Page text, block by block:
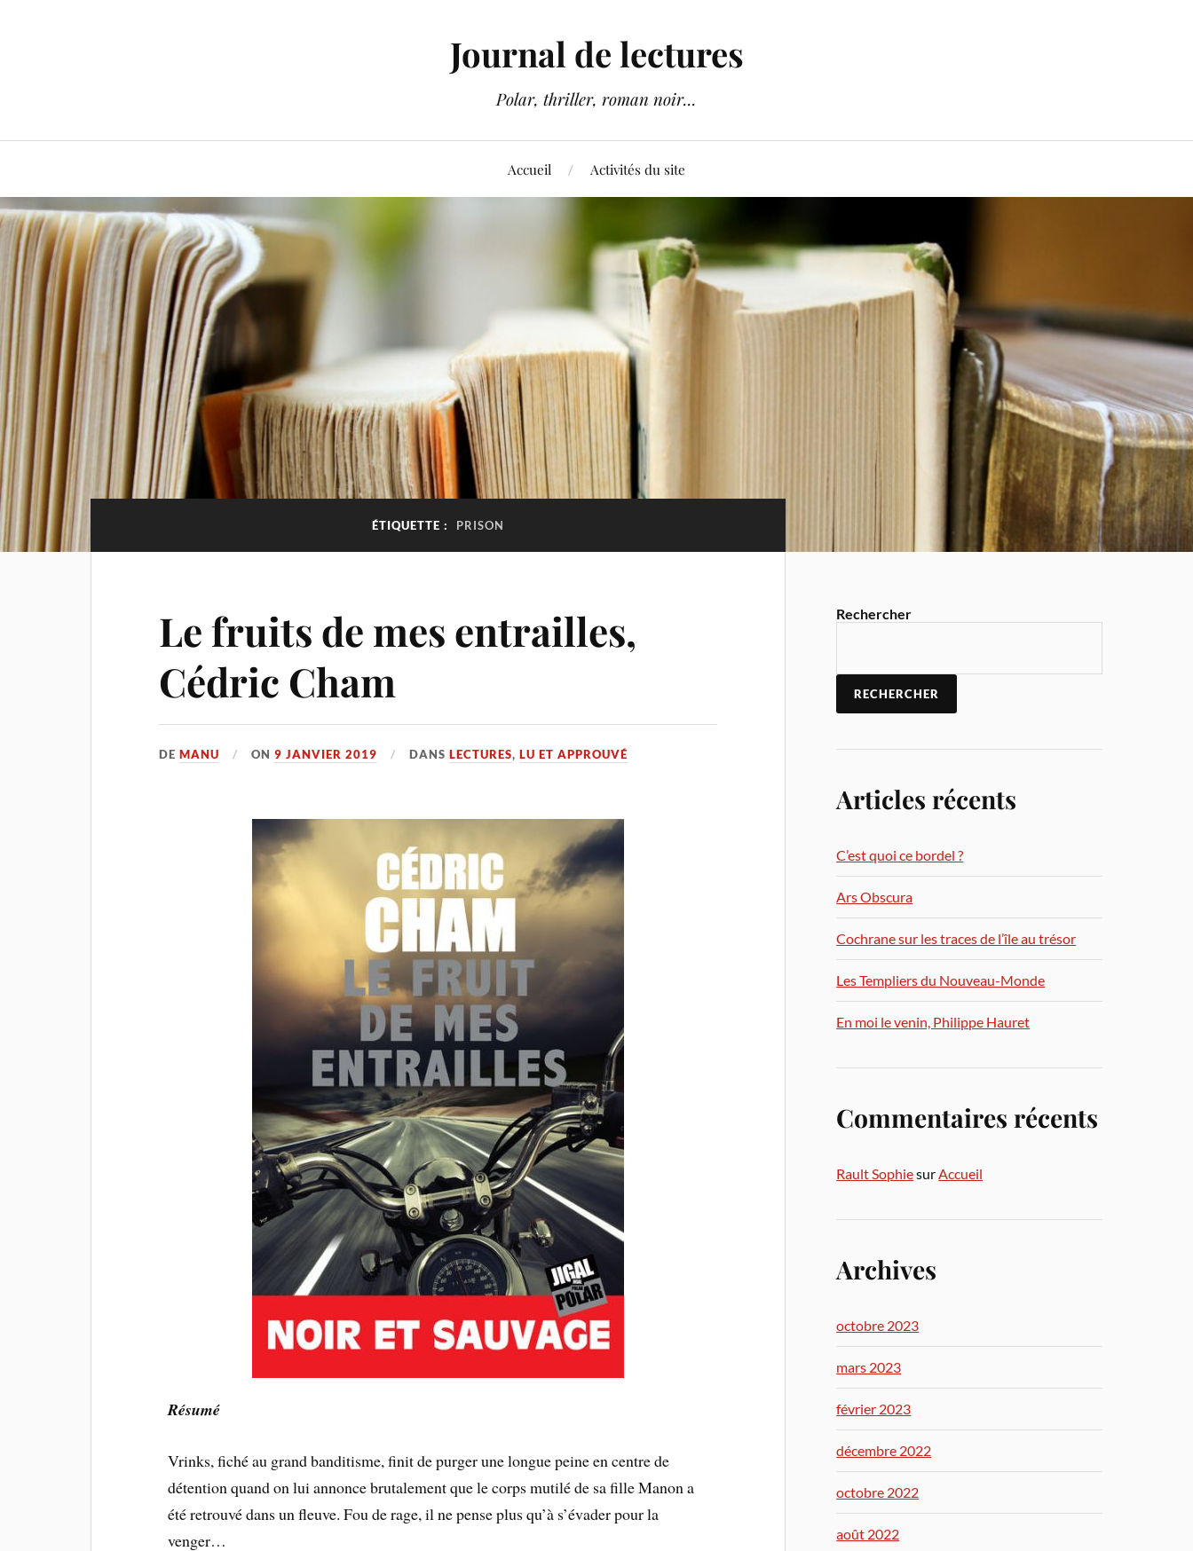
Journal de lectures
Polar, thriller, roman noir...
Accueil Activités du site
ÉTIQUETTE : PRISON
Le fruits de mes entrailles,
Cédric Cham
DEMANU ON9 JANVIER 2019 DANSLECTURES,LU ET APPROUVÉ
Résumé
Vrinks, fiché au grand banditisme, finit de purger une longue peine en centre de
détention quand on lui annonce brutalement que le corps mutilé de sa fille Manon a
été retrouvé dans un fleuve. Fou de rage, il ne pense plus qu’à s’évader pour la
venger…
Rechercher
RECHERCHER
Articles récents
C’est quoi ce bordel ?
Ars Obscura
Cochrane sur les traces de l’île au trésor
Les Templiers du Nouveau-Monde
En moi le venin, Philippe Hauret
Commentaires récents
Rault SophiesurAccueil
Archives
octobre 2023
mars 2023
février 2023
décembre 2022
octobre 2022
août 2022